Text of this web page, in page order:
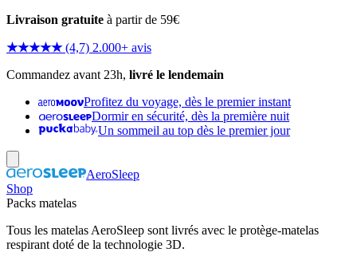
Livraison gratuite à partir de 59€
★★★★★ (4,7) 2.000+ avis
Commandez avant 23h, livré le lendemain
Profitez du voyage, dès le premier instant
Dormir en sécurité, dès la première nuit
Un sommeil au top dès le premier jour
AeroSleep
Shop
Packs matelas
Tous les matelas AeroSleep sont livrés avec le protège-matelas
respirant doté de la technologie 3D.